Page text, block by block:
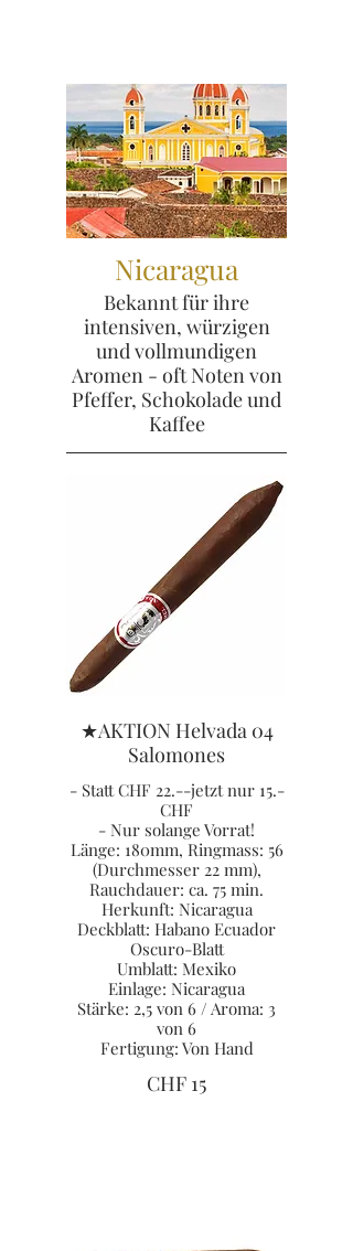
Nicaragua
Bekannt für ihre
intensiven, würzigen
und vollmundigen
Aromen - oft Noten von
Pfeffer, Schokolade und
Kaffee
★AKTION Helvada 04
Salomones
- Statt CHF 22.--jetzt nur 15.-
CHF
- Nur solange Vorrat!
Länge: 180mm, Ringmass: 56
(Durchmesser 22 mm),
Rauchdauer: ca. 75 min.
Herkunft: Nicaragua
Deckblatt: Habano Ecuador
Oscuro-Blatt
Umblatt: Mexiko
Einlage: Nicaragua
Stärke: 2,5 von 6 / Aroma: 3
von 6
Fertigung: Von Hand
CHF 15